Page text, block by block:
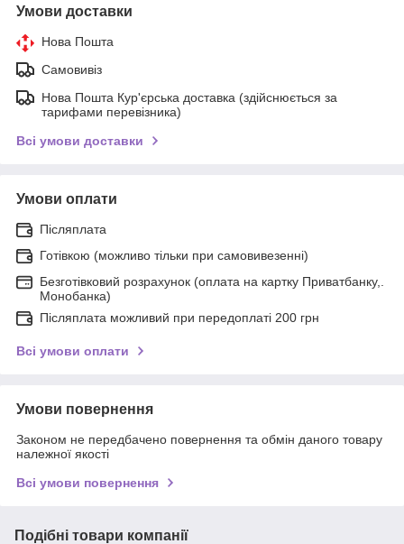
Умови доставки
Нова Пошта
Самовивіз
Нова Пошта Кур'єрська доставка (здійснюється за
тарифами перевізника)
Всі умови доставки
Умови оплати
Післяплата
Готівкою (можливо тільки при самовивезенні)
Безготівковий розрахунок (оплата на картку Приватбанку,.
Монобанка)
Післяплата можливий при передоплаті 200 грн
Всі умови оплати
Умови повернення
Законом не передбачено повернення та обмін даного товару
належної якості
Всі умови повернення
Подібні товари компанії